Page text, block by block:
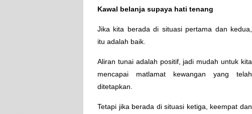
Kawal belanja supaya hati tenang
Jika kita berada di situasi pertama dan kedua,
itu adalah baik.
Aliran tunai adalah positif, jadi mudah untuk kita
mencapai matlamat kewangan yang telah
ditetapkan.
Tetapi jika berada di situasi ketiga, keempat dan